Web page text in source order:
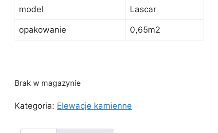
model Lascar
opakowanie 0,65m2
Brak w magazynie
Kategoria: Elewacje kamienne